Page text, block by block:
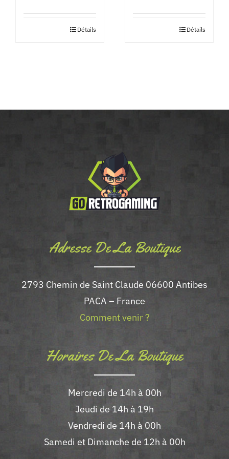
Détails Détails
Adresse De La Boutique
2793 Chemin de Saint Claude 06600 Antibes
PACA – France
Comment venir ?
Horaires De La Boutique
Mercredi de 14h à 00h
Jeudi de 14h à 19h
Vendredi de 14h à 00h
Samedi et Dimanche de 12h à 00h